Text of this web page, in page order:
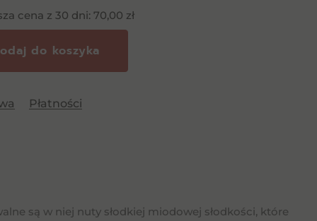
cena z 30 dni: 70,00 zł
do koszyka
Płatności
są w niej nuty słodkiej miodowej słodkości, które